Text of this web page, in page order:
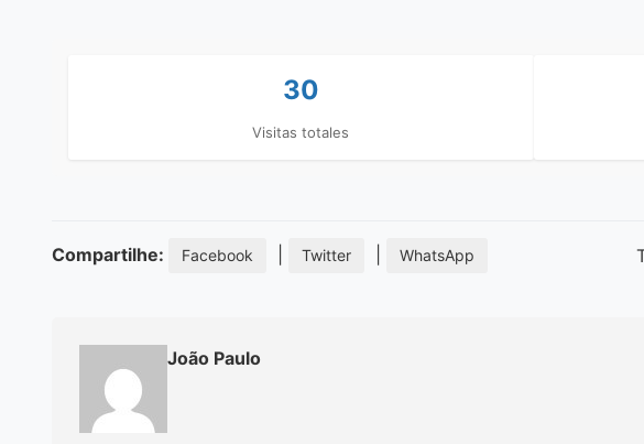
30
Visitas totales
Compartilhe: Facebook Twitter WhatsApp
João Paulo